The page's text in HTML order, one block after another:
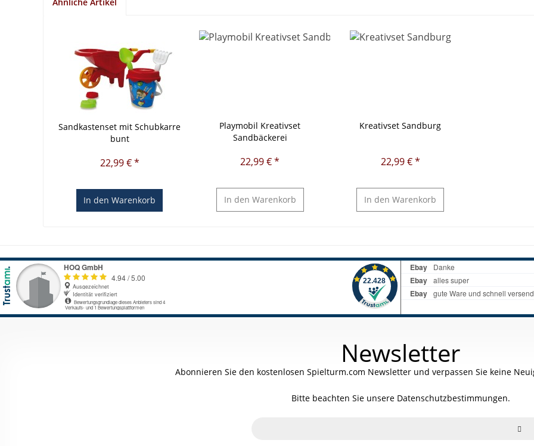
Ähnliche Artikel
Sandkastenset mit Schubkarre
bunt
22,99 € *
In den Warenkorb
Playmobil Kreativset
Sandbäckerei
22,99 € *
In den Warenkorb
Kreativset Sandburg
22,99 € *
In den Warenkorb
Newsletter
Abonnieren Sie den kostenlosen Spielturm.com Newsletter und verpassen Sie keine
Bitte beachten Sie unsere Datenschutzbestimmungen.